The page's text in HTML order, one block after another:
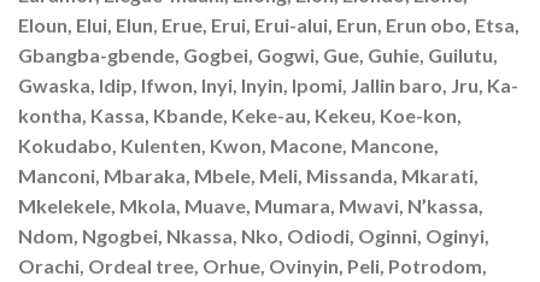
Eloun, Elui, Elun, Erue, Erui, Erui-alui, Erun, Erun obo, Etsa,
Gbangba-gbende, Gogbei, Gogwi, Gue, Guhie, Guilutu,
Gwaska, Idip, Ifwon, Inyi, Inyin, Ipomi, Jallin baro, Jru, Ka-
kontha, Kassa, Kbande, Keke-au, Kekeu, Koe-kon,
Kokudabo, Kulenten, Kwon, Macone, Mancone,
Manconi, Mbaraka, Mbele, Meli, Missanda, Mkarati,
Mkelekele, Mkola, Muave, Mumara, Mwavi, N’kassa,
Ndom, Ngogbei, Nkassa, Nko, Odiodi, Oginni, Oginyi,
Orachi, Ordeal tree, Orhue, Ovinyin, Peli, Potrodom,